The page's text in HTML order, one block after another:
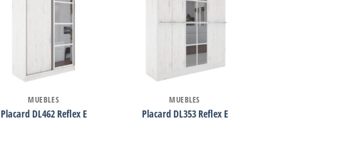
MUEBLES
Placard DL462 Reflex E
MUEBLES
Placard DL353 Reflex E